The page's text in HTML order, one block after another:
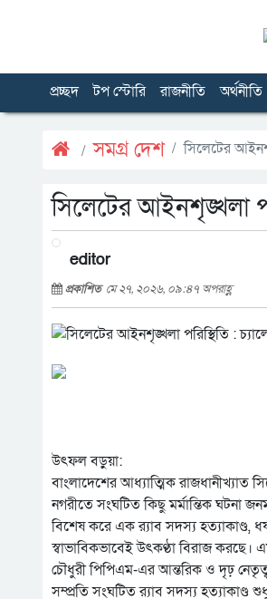
প্রচ্ছদ টপ স্টোরি রাজনীতি অর্থনীতি
সমগ্র দেশ সিলেটের
সিলেটের আইনশৃঙ্খলা
editor
প্রকাশিত মে ২৭, ২০২৬, ০৯:৪৭ অপরাহ্ণ
উৎফল বড়ুয়া:
বাংলাদেশের আধ্যাত্মিক রাজধানীখ্যাত
নগরীতে সংঘটিত কিছু মর্মান্তিক ঘটনা
বিশেষ করে এক র‍্যাব সদস্য হত্যাকাণ্ড,
স্বাভাবিকভাবেই উৎকণ্ঠা বিরাজ
চৌধুরী পিপিএম-এর আন্তরিক ও দৃঢ়
সম্প্রতি সংঘটিত র‍্যাব সদস্য হত্যাকাণ্ড